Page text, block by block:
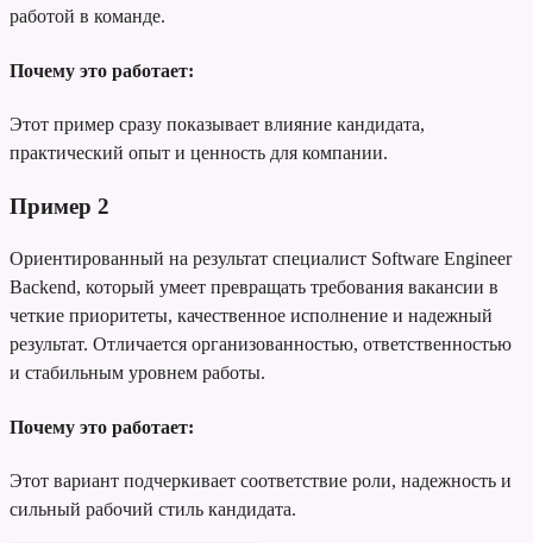
работой в команде.
Почему это работает:
Этот пример сразу показывает влияние кандидата,
практический опыт и ценность для компании.
Пример 2
Ориентированный на результат специалист Software Engineer
Backend, который умеет превращать требования вакансии в
четкие приоритеты, качественное исполнение и надежный
результат. Отличается организованностью, ответственностью
и стабильным уровнем работы.
Почему это работает:
Этот вариант подчеркивает соответствие роли, надежность и
сильный рабочий стиль кандидата.